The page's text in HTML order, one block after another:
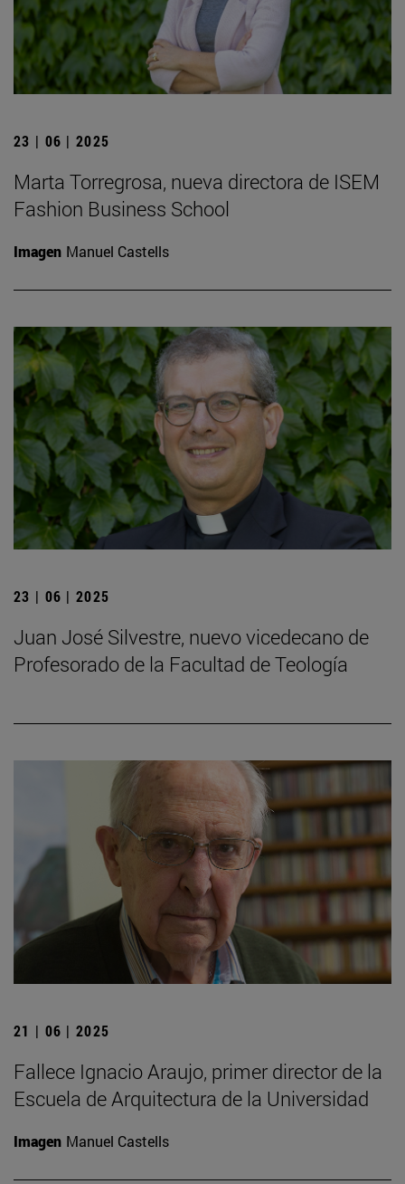
23 | 06 | 2025
Marta Torregrosa, nueva directora de ISEM
Fashion Business School
Imagen Manuel Castells
23 | 06 | 2025
Juan José Silvestre, nuevo vicedecano de
Profesorado de la Facultad de Teología
21 | 06 | 2025
Fallece Ignacio Araujo, primer director de la
Escuela de Arquitectura de la Universidad
Imagen Manuel Castells